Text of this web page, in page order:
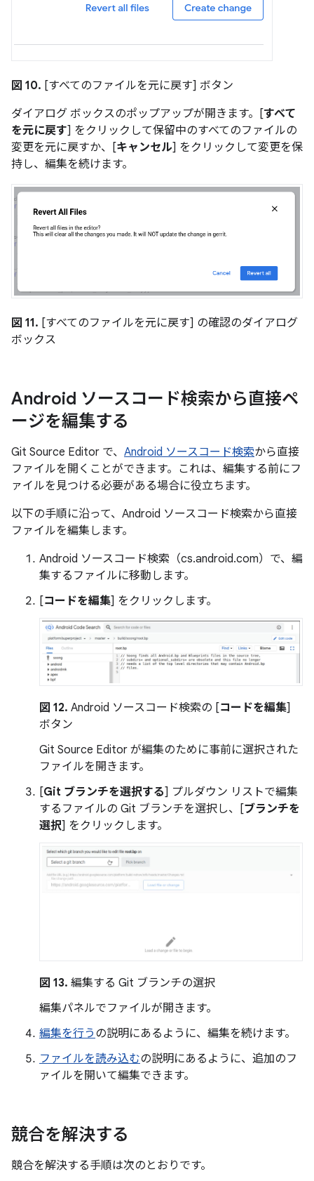
図 10. [すべてのファイルを元に戻す] ボタン
ダイアログ ボックスのポップアップが開きます。[すべて
を元に戻す] をクリックして保留中のすべてのファイルの
変更を元に戻すか、[キャンセル] をクリックして変更を保
持し、編集を続けます。
図 11. [すべてのファイルを元に戻す] の確認のダイアログ
ボックス
Android ソースコード検索から直接ペ
ージを編集する
Git Source Editor で、 Android ソースコード検索から直接
ファイルを開くことができます。これは、編集する前にフ
ァイルを見つける必要がある場合に役立ちます。
以下の手順に沿って、Android ソースコード検索から直接
ファイルを編集します。
Android ソースコード検索（cs.android.com）で、編
集するファイルに移動します。
[コードを編集] をクリックします。
図 12. Android ソースコード検索の [コードを編集]
ボタン
Git Source Editor が編集のために事前に選択された
ファイルを開きます。
[Git ブランチを選択する] プルダウン リストで編集
するファイルの Git ブランチを選択し、[ブランチを
選択] をクリックします。
図 13. 編集する Git ブランチの選択
編集パネルでファイルが開きます。
編集を行う の説明にあるように、編集を続けます。
ファイルを読み込むの説明にあるように、追加のフ
ァイルを開いて編集できます。
競合を解決する
競合を解決する手順は次のとおりです。